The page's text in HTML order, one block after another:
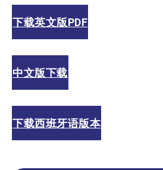
下载英文版PDF
中文版下载
下载西班牙语版本